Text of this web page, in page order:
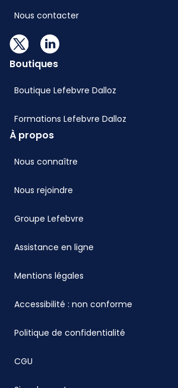
Nous contacter
Boutiques
Boutique Lefebvre Dalloz
Formations Lefebvre Dalloz
À propos
Nous connaître
Nous rejoindre
Groupe Lefebvre
Assistance en ligne
Mentions légales
Accessibilité : non conforme
Politique de confidentialité
CGU